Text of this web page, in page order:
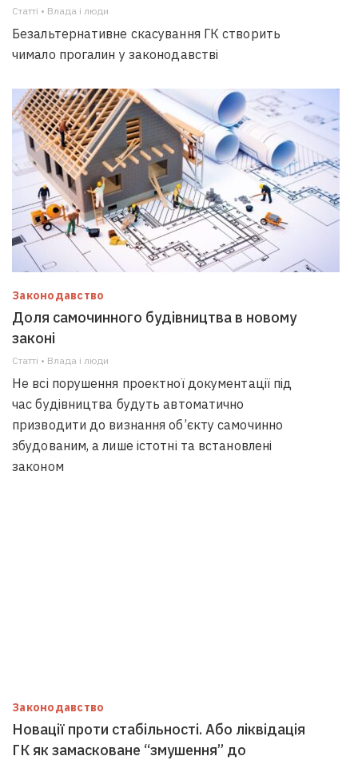
Статті • Влада i люди
Безальтернативне скасування ГК створить
чимало прогалин у законодавстві
Законодавство
Доля самочинного будівництва в новому
законі
Статті • Влада i люди
Не всі порушення проектної документації під
час будівництва будуть автоматично
призводити до визнання об’єкту самочинно
збудованим, а лише істотні та встановлені
законом
Законодавство
Новації проти стабільності. Або ліквідація
ГК як замасковане “змушення” до